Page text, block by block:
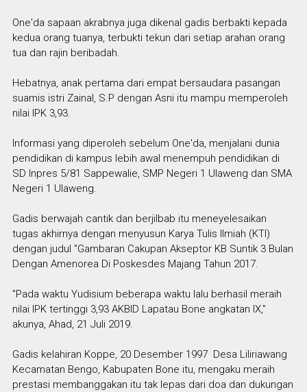
One'da sapaan akrabnya juga dikenal gadis berbakti kepada
kedua orang tuanya, terbukti tekun dari setiap arahan orang
tua dan rajin beribadah.
Hebatnya, anak pertama dari empat bersaudara pasangan
suamis istri Zainal, S.P dengan Asni itu mampu memperoleh
nilai IPK 3,93.
Informasi yang diperoleh sebelum One'da, menjalani dunia
pendidikan di kampus lebih awal menempuh pendidikan di
SD Inpres 5/81 Sappewalie, SMP Negeri 1 Ulaweng dan SMA
Negeri 1 Ulaweng.
Gadis berwajah cantik dan berjilbab itu meneyelesaikan
tugas akhirnya dengan menyusun Karya Tulis Ilmiah (KTI)
dengan judul "Gambaran Cakupan Akseptor KB Suntik 3 Bulan
Dengan Amenorea Di Poskesdes Majang Tahun 2017.
"Pada waktu Yudisium beberapa waktu lalu berhasil meraih
nilai IPK tertinggi 3,93 AKBID Lapatau Bone angkatan IX,"
akunya, Ahad, 21 Juli 2019.
Gadis kelahiran Koppe, 20 Desember 1997 Desa Liliriawang
Kecamatan Bengo, Kabupaten Bone itu, mengaku meraih
prestasi membanggakan itu tak lepas dari doa dan dukungan